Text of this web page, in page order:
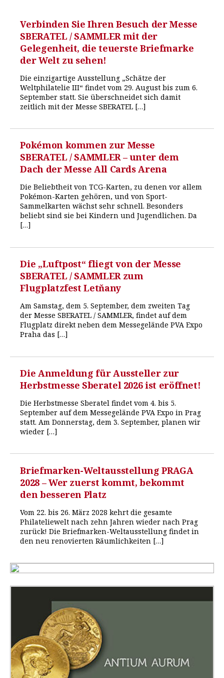
Verbinden Sie Ihren Besuch der Messe
SBERATEL / SAMMLER mit der
Gelegenheit, die teuerste Briefmarke
der Welt zu sehen!
Die einzigartige Ausstellung „Schätze der
Weltphilatelie III“ findet vom 29. August bis zum 6.
September statt. Sie überschneidet sich damit
zeitlich mit der Messe SBERATEL […]
Pokémon kommen zur Messe
SBERATEL / SAMMLER – unter dem
Dach der Messe All Cards Arena
Die Beliebtheit von TCG-Karten, zu denen vor allem
Pokémon-Karten gehören, und von Sport-
Sammelkarten wächst sehr schnell. Besonders
beliebt sind sie bei Kindern und Jugendlichen. Da
[…]
Die „Luftpost“ fliegt von der Messe
SBERATEL / SAMMLER zum
Flugplatzfest Letňany
Am Samstag, dem 5. September, dem zweiten Tag
der Messe SBERATEL / SAMMLER, findet auf dem
Flugplatz direkt neben dem Messegelände PVA Expo
Praha das […]
Die Anmeldung für Aussteller zur
Herbstmesse Sberatel 2026 ist eröffnet!
Die Herbstmesse Sberatel findet vom 4. bis 5.
September auf dem Messegelände PVA Expo in Prag
statt. Am Donnerstag, dem 3. September, planen wir
wieder […]
Briefmarken-Weltausstellung PRAGA
2028 – Wer zuerst kommt, bekommt
den besseren Platz
Vom 22. bis 26. März 2028 kehrt die gesamte
Philateliewelt nach zehn Jahren wieder nach Prag
zurück! Die Briefmarken-Weltausstellung findet in
den neu renovierten Räumlichkeiten […]